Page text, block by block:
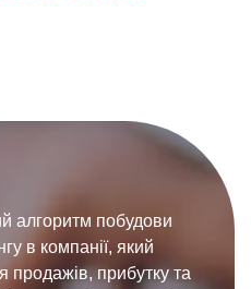
алгоритм побудови
в компанії, який
продажів, прибутку та